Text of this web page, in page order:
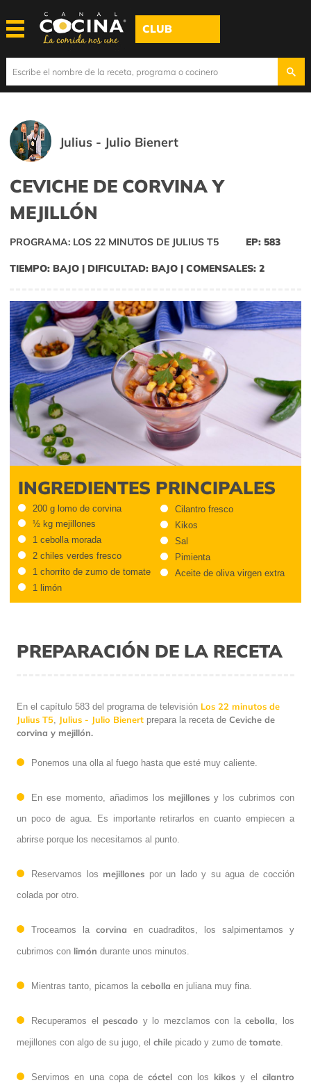
CLUB
Julius - Julio Bienert
CEVICHE DE CORVINA Y
MEJILLÓN
PROGRAMA: LOS 22 MINUTOS DE JULIUS T5 EP: 583
TIEMPO: BAJO | DIFICULTAD: BAJO | COMENSALES: 2
INGREDIENTES PRINCIPALES
200 g lomo de corvina
½ kg mejillones
1 cebolla morada
2 chiles verdes fresco
1 chorrito de zumo de tomate
1 limón
Cilantro fresco
Kikos
Sal
Pimienta
Aceite de oliva virgen extra
PREPARACIÓN DE LA RECETA
En el capítulo 583 del programa de televisión Los 22 minutos de
Julius T5
Julius - Julio Bienert prepara la receta de Ceviche de
corvina y mejillón.
Ponemos una olla al fuego hasta que esté muy caliente.
En ese momento, añadimos los mejillones y los cubrimos con
un poco de agua. Es importante retirarlos en cuanto empiecen a
abrirse porque los necesitamos al punto.
Reservamos los mejillones por un lado y su agua de cocción
colada por otro.
Troceamos la corvina en cuadraditos, los salpimentamos y
cubrimos con limón durante unos minutos.
Mientras tanto, picamos la cebolla en juliana muy fina.
Recuperamos el pescado y lo mezclamos con lacebolla , los
mejillones con algo de su jugo, el chile picado y zumo de tomate
Servimos en una copa decóctel con los kikos y elcilantro